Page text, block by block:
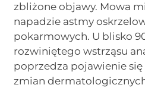
zbliżone objawy. Mowa
napadzie astmy
pokarmowych. U blisko
rozwiniętego wstrząsu
poprzedza pojawienie
zmian